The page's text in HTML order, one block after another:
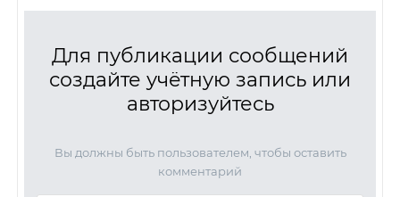
Для публикации сообщений
создайте учётную запись или
авторизуйтесь
Вы должны быть пользователем, чтобы оставить
комментарий